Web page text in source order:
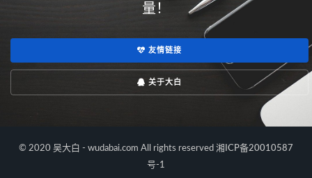
量！
友情链接
关于大白
© 2020 吴大白 - wudabai.com All rights reserved 湘ICP备20010587
号-1